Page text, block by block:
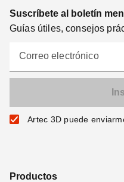
Suscríbete al boletín
Guías útiles, consejos
Correo electrónico
Artec 3D puede
Productos